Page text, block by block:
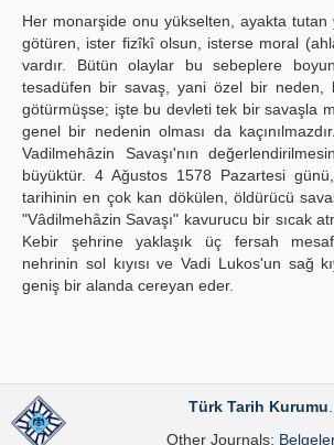
Guidelines
Contact Us
Her monarşide onu yükselten, ayakta
götüren, ister fizîkî olsun, isterse moral
vardır. Bütün olaylar bu sebeplere
tesadüfen bir savaş, yani özel bir neden,
götürmüşse; işte bu devleti tek bir savaşla
genel bir nedenin olması da
Vadilmehâzin Savaşı'nın
büyüktür. 4 Ağustos 1578 Pazartesi
tarihinin en çok kan dökülen, öldürücü
"Vâdilmehâzin Savaşı" kavurucu bir sıcak
Kebir şehrine yaklaşık üç fersah
nehrinin sol kıyısı ve Vadi Lukos'un sağ
geniş bir alanda cereyan eder.
Türk Tarih Kurumu
Other Journals: